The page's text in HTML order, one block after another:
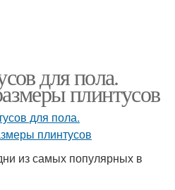
для пола.
плинтусов
из самых популярных в